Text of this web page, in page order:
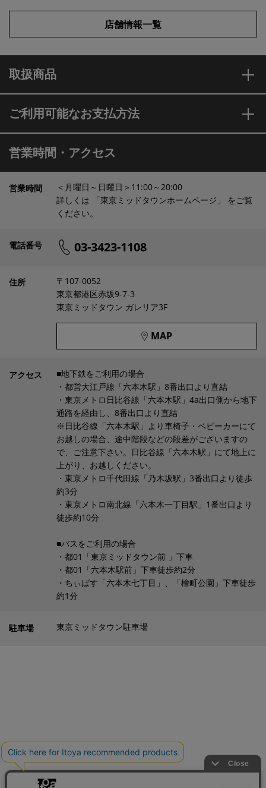
店舗情報一覧
取扱商品
ご利用可能なお支払方法
営業時間・アクセス
営業時間
＜月曜日～日曜日＞11:00～20:00
詳しくは 「東京ミッドタウンホームページ」 をご覧
ください。
電話番号 03-3423-1108
住所
〒107-0052
東京都港区赤坂9-7-3
東京ミッドタウン ガレリア3F
MAP
アクセス
■地下鉄をご利用の場合
・都営大江戸線「六本木駅」8番出口より直結
・東京メトロ日比谷線「六本木駅」4a出口側から地下
通路を経由し、8番出口より直結
※日比谷線「六本木駅」より車椅子・ベビーカーにて
お越しの場合、途中階段などの段差がございますの
で、ご注意下さい。日比谷線「六本木駅」にて地上に
上がり、お越しください。
・東京メトロ千代田線「乃木坂駅」3番出口より徒歩
約3分
・東京メトロ南北線「六本木一丁目駅」1番出口より
徒歩約10分
■バスをご利用の場合
・都01「東京ミッドタウン前 」下車
・都01「六本木駅前」下車徒歩約2分
・ちぃばす「六本木七丁目」、「檜町公園」下車徒歩
約1分
駐車場 東京ミッドタウン駐車場